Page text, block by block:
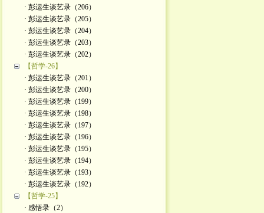
· 彭运生谈艺录（206）
· 彭运生谈艺录（205）
· 彭运生谈艺录（204）
· 彭运生谈艺录（203）
· 彭运生谈艺录（202）
【哲学-26】
· 彭运生谈艺录（201）
· 彭运生谈艺录（200）
· 彭运生谈艺录（199）
· 彭运生谈艺录（198）
· 彭运生谈艺录（197）
· 彭运生谈艺录（196）
· 彭运生谈艺录（195）
· 彭运生谈艺录（194）
· 彭运生谈艺录（193）
· 彭运生谈艺录（192）
【哲学-25】
· 感悟录（2）